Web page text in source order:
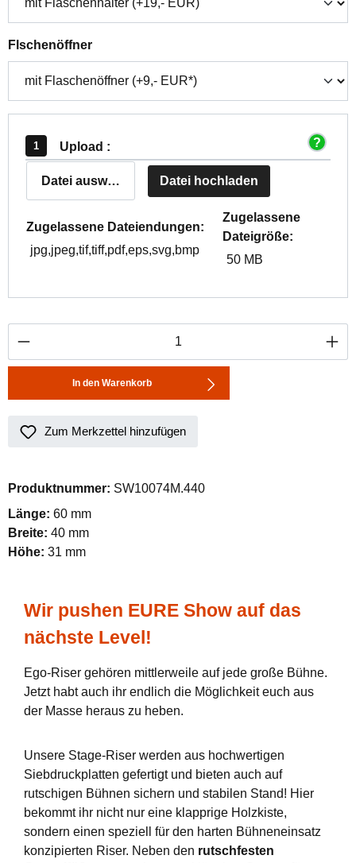
Flschenöffnerauswählen
Upload :
Datei auswählen Datei hochladen
Zugelassene Dateiendungen:
jpg,jpeg,tif,tiff,pdf,eps,svg,bmp
Zugelassene
Dateigröße:
50 MB
Produkt Anzahl: Gib den gewünschten
In den Warenkorb
Zum Merkzettel hinzufügen
Produktnummer: SW10074M.440
Länge: 60 mm
Breite: 40 mm
Höhe: 31 mm
Wir pushen EURE Show auf das
nächste Level!
Ego-Riser gehören mittlerweile auf jede große Bühne.
Jetzt habt auch ihr endlich die Möglichkeit euch aus
der Masse heraus zu heben.
Unsere Stage-Riser werden aus hochwertigen
Siebdruckplatten gefertigt und bieten auch auf
rutschigen Bühnen sichern und stabilen Stand! Hier
bekommt ihr nicht nur eine klapprige Holzkiste,
sondern einen speziell für den harten Bühneneinsatz
konzipierten Riser. Neben den rutschfesten